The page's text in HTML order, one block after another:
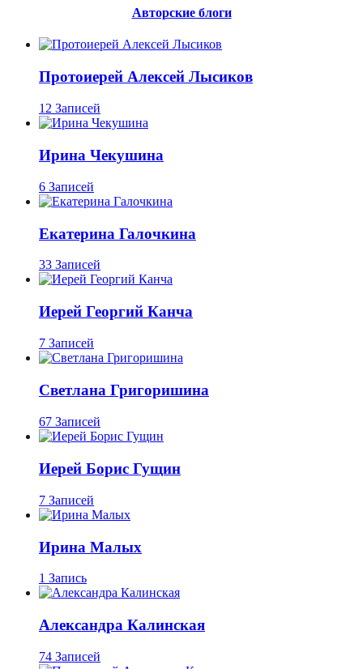
Авторские блоги
Протоиерей Алексей Лысиков
12 Записей
Ирина Чекушина
6 Записей
Екатерина Галочкина
33 Записей
Иерей Георгий Канча
7 Записей
Светлана Григоришина
67 Записей
Иерей Борис Гущин
7 Записей
Ирина Малых
1 Запись
Александра Калинская
74 Записей